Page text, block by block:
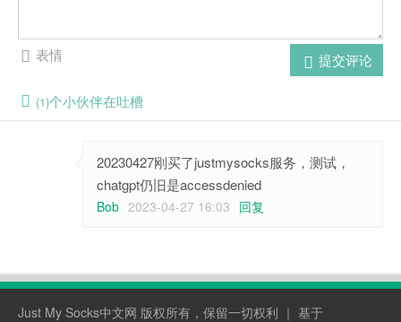
提交评论
表情
(1)个小伙伴在吐槽
20230427刚买了justmysocks服务，测试，
chatgpt仍旧是accessdenied
Bob 2023-04-27 16:03 回复
Just My Socks中文网 版权所有，保留一切权利 ｜ 基于